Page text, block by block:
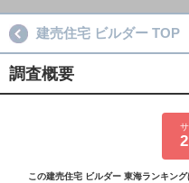
建売住宅 ビルダー TOP
調査概要
この建売住宅 ビルダー 東海ランキン